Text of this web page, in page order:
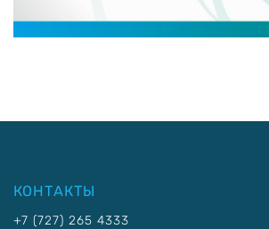
КОНТАКТЫ
+7 (727) 265 4333